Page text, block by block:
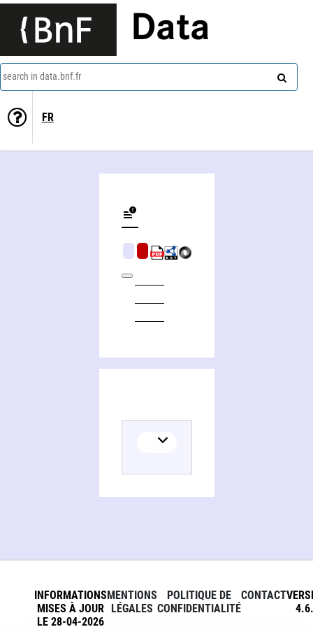
Data
search in data.bnf.fr
FR
INFORMATIONS
MISES À JOUR
LE 28-04-2026
MENTIONS
LÉGALES
POLITIQUE DE
CONFIDENTIALITÉ
CONTACT